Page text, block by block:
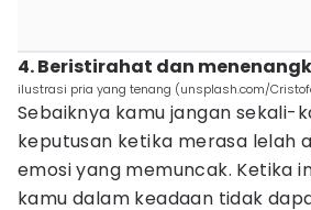
4. Beristirahat dan
ilustrasi pria yang tenang (unsplash.com/
Sebaiknya kamu jangan sekali-
keputusan ketika merasa lelah
emosi yang memuncak. Ketika
kamu dalam keadaan tidak